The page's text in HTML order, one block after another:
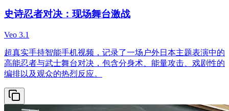
史诗忍者对决：现场舞台激战
Veo 3.1
超真实手持智能手机视频，记录了一场户外日本主题表演中的
高能忍者与武士舞台对决，包含分身术、能量攻击、戏剧性的
编排以及观众的热烈反应。